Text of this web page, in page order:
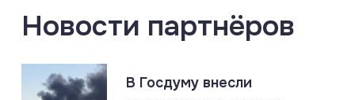
07.08.2026
Новости партнёров
В Госдуму внесли